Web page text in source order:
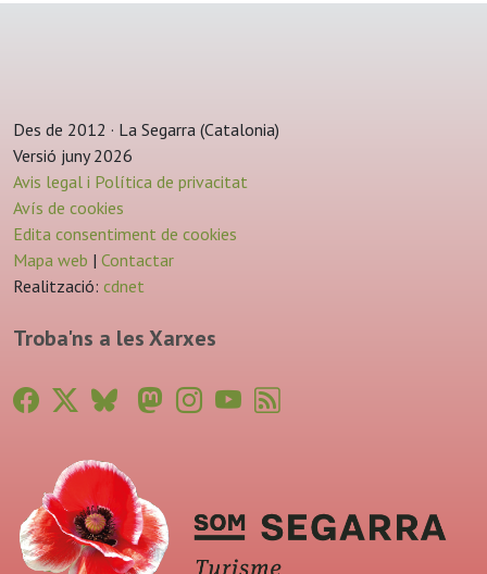
Des de 2012 · La Segarra (Catalonia)
Versió juny 2026
Avis legal i Política de privacitat
Avís de cookies
Edita consentiment de cookies
Mapa web | Contactar
Realització: cdnet
Troba'ns a les Xarxes